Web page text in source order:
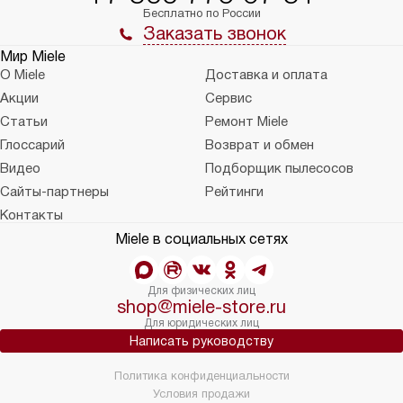
Бесплатно по России
Заказать звонок
Мир Miele
О Miele
Доставка и оплата
Акции
Сервис
Статьи
Ремонт Miele
Глоссарий
Возврат и обмен
Видео
Подборщик пылесосов
Сайты-партнеры
Рейтинги
Контакты
Miele в социальных сетях
Для физических лиц
shop@miele-store.ru
Для юридических лиц
Написать руководству
Политика конфиденциальности
Условия продажи